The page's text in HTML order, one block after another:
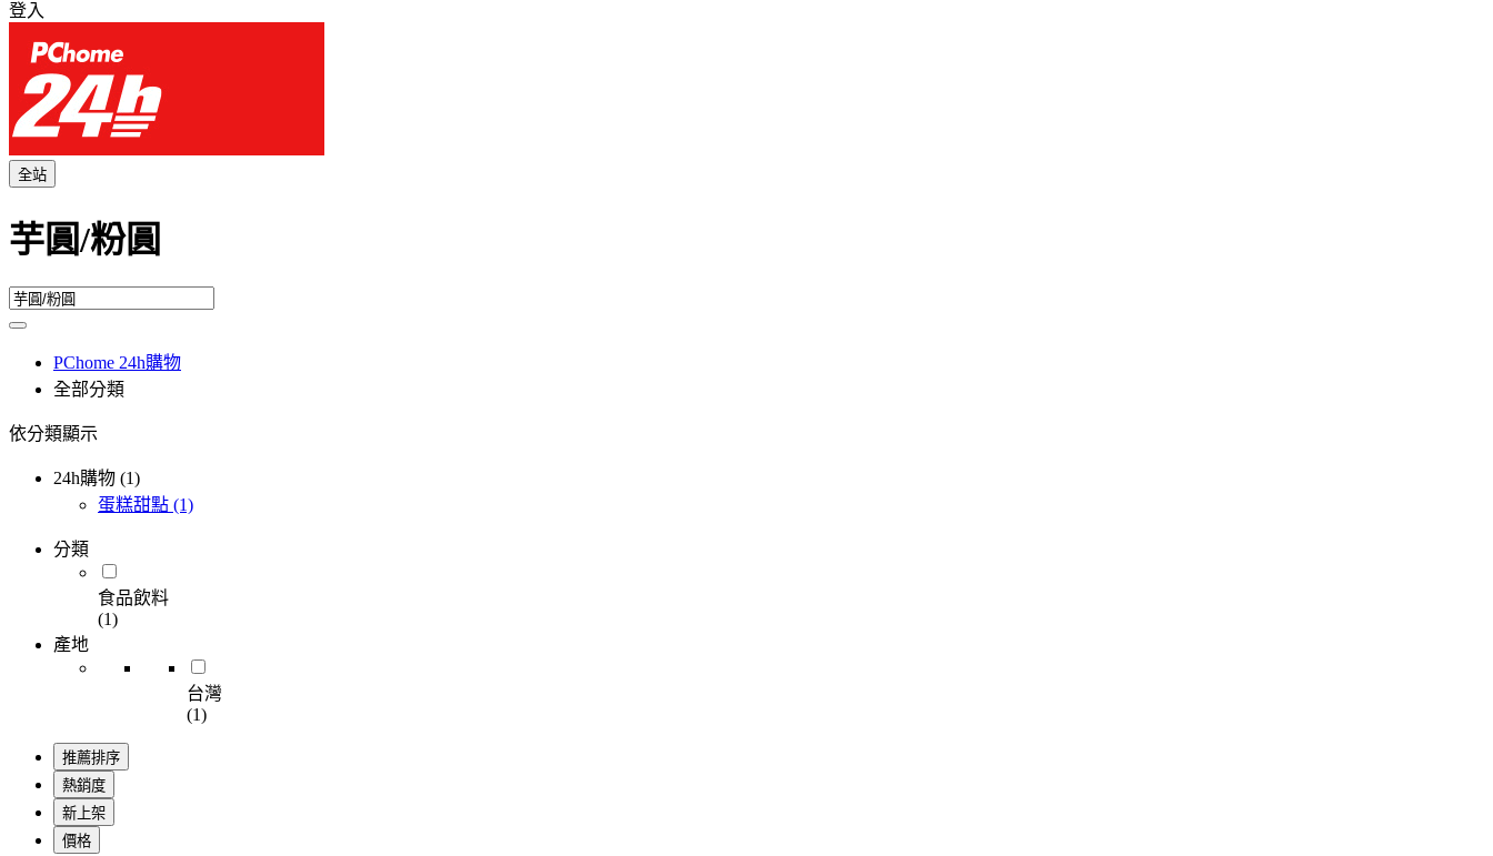
登入
全站
芋圓/粉圓
PChome 24h購物
全部分類
依分類顯示
24h購物 (1)
蛋糕甜點 (1)
分類
食品飲料
(1)
產地
台灣
(1)
推薦排序
熱銷度
新上架
價格